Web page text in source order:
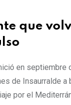
que
en septiembre
de Insaurralde a
por el